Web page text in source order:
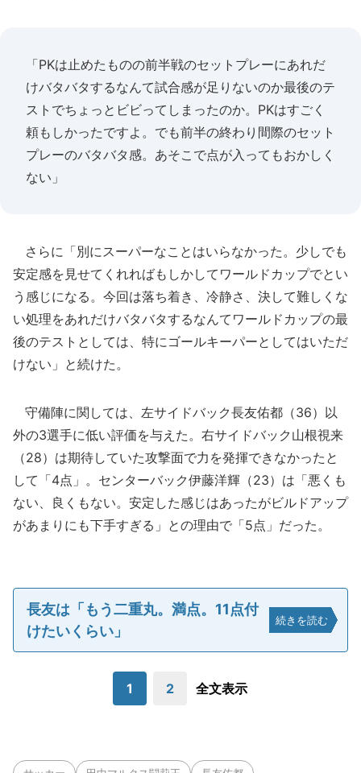
「PKは止めたものの前半戦のセットプレーにあれだ
けバタバタするなんて試合感が足りないのか最後のテ
ストでちょっとビビってしまったのか。PKはすごく
頼もしかったですよ。でも前半の終わり間際のセット
プレーのバタバタ感。あそこで点が入ってもおかしく
ない」
さらに「別にスーパーなことはいらなかった。少しでも
安定感を見せてくれればもしかしてワールドカップでとい
う感じになる。今回は落ち着き、冷静さ、決して難しくな
い処理をあれだけバタバタするなんてワールドカップの最
後のテストとしては、特にゴールキーパーとしてはいただ
けない」と続けた。
守備陣に関しては、左サイドバック長友佑都（36）以
外の3選手に低い評価を与えた。右サイドバック山根視来
（28）は期待していた攻撃面で力を発揮できなかったと
して「4点」。センターバック伊藤洋輝（23）は「悪くも
ない、良くもない。安定した感じはあったがビルドアップ
があまりにも下手すぎる」との理由で「5点」だった。
長友は「もう二重丸。満点。11点付
けたいくらい」
続きを読む
1 2 全文表示